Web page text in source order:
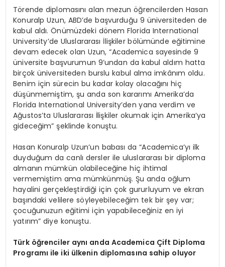
Törende diplomasını alan mezun öğrencilerden Hasan
Konuralp Uzun, ABD’de başvurduğu 9 üniversiteden de
kabul aldı. Önümüzdeki dönem Florida International
University’de Uluslararası İlişkiler bölümünde eğitimine
devam edecek olan Uzun, “Academica sayesinde 9
üniversite başvurumun 9’undan da kabul aldım hatta
birçok üniversiteden burslu kabul alma imkânım oldu.
Benim için sürecin bu kadar kolay olacağını hiç
düşünmemiştim, şu anda son kararımı Amerika’da
Florida International University’den yana verdim ve
Ağustos’ta Uluslararası İlişkiler okumak için Amerika’ya
gideceğim” şeklinde konuştu.
Hasan Konuralp Uzun’un babası da “Academica’yı ilk
duyduğum da canlı dersler ile uluslararası bir diploma
almanın mümkün olabileceğine hiç ihtimal
vermemiştim ama mümkünmüş. Şu anda oğlum
hayalini gerçekleştirdiği için çok gururluyum ve ekran
başındaki velilere söyleyebileceğim tek bir şey var;
çocuğunuzun eğitimi için yapabileceğiniz en iyi
yatırım” diye konuştu.
Türk öğrenciler aynı anda Academica Çift Diploma
Programı ile iki ülkenin diplomasına sahip oluyor